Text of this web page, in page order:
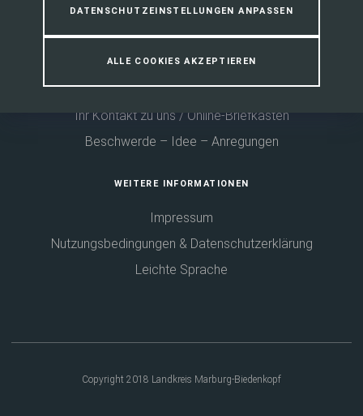
DATENSCHUTZEINSTELLUNGEN ANPASSEN
ALLE COOKIES AKZEPTIEREN
Fußbereich
Ihr Kontakt zu uns / Online-Briefkasten
Beschwerde – Idee – Anregungen
WEITERE INFORMATIONEN
Impressum
Nutzungsbedingungen & Datenschutzerklärung
Leichte Sprache
Copyright 2018 Landkreis Marburg-Biedenkopf